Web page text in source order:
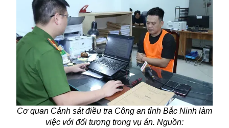
Cơ quan Cảnh sát điều tra Công an tỉnh Bắc Ninh làm
việc với đối tượng trong vụ án. Nguồn: